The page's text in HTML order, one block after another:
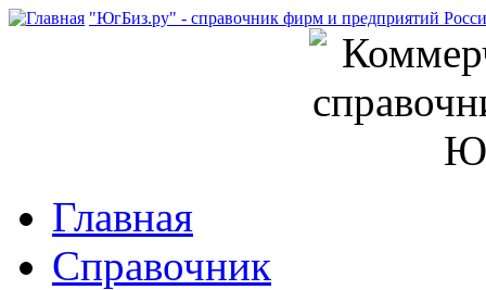
"ЮгБиз.ру" - справочник фирм и предприятий
Главная
Справочник